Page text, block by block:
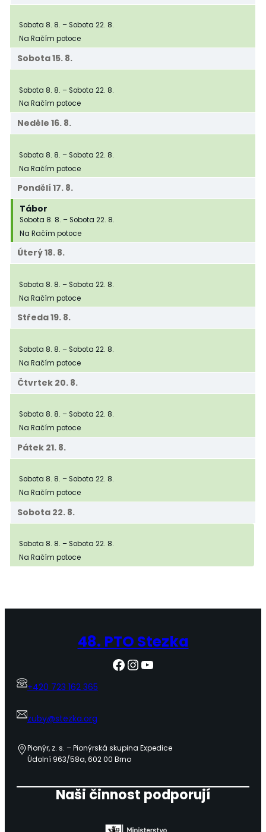
Sobota 8. 8. –Sobota 22. 8.
Na Račím potoce
Sobota15. 8.
Sobota 8. 8. –Sobota 22. 8.
Na Račím potoce
Neděle 16. 8.
Sobota 8. 8. –Sobota 22. 8.
Na Račím potoce
Pondělí 17. 8.
Tábor
Sobota 8. 8. –Sobota 22. 8.
Na Račím potoce
Úterý18. 8.
Sobota 8. 8. –Sobota 22. 8.
Na Račím potoce
Středa19. 8.
Sobota 8. 8. –Sobota 22. 8.
Na Račím potoce
Čtvrtek 20. 8.
Sobota 8. 8. –Sobota 22. 8.
Na Račím potoce
Pátek 21. 8.
Sobota 8. 8. –Sobota 22. 8.
Na Račím potoce
Sobota 22. 8.
Sobota 8. 8. –Sobota 22. 8.
Na Račím potoce
48. PTO Stezka
Facebook InstagramYouTube
+420 723 162 365
zuby@stezka.org
Pionýr, z. s. – Pionýrská skupina Expedice
Údolní 963/58a, 602 00 Brno
Naši činnost podporují